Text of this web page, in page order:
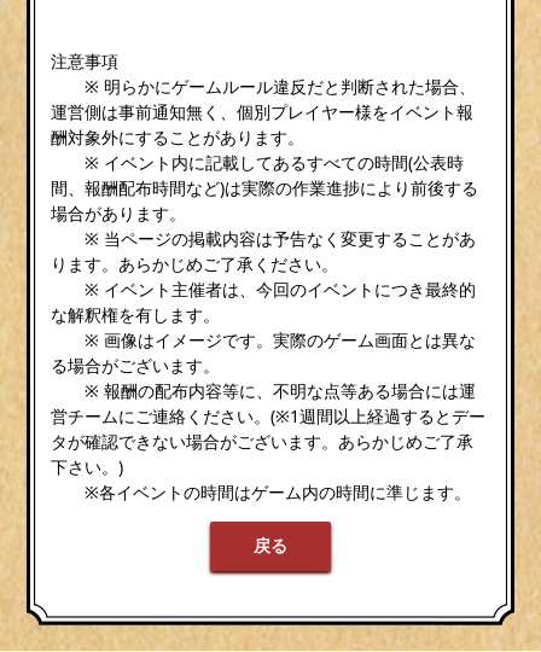
注意事項
※ 明らかにゲームルール違反だと判断された場合、
運営側は事前通知無く、個別プレイヤー様をイベント報
酬対象外にすることがあります。
※ イベント内に記載してあるすべての時間(公表時
間、報酬配布時間など)は実際の作業進捗により前後する
場合があります。
※ 当ページの掲載内容は予告なく変更することがあ
ります。あらかじめご了承ください。
※ イベント主催者は、今回のイベントにつき最終的
な解釈権を有します。
※ 画像はイメージです。実際のゲーム画面とは異な
る場合がございます。
※ 報酬の配布内容等に、不明な点等ある場合には運
営チームにご連絡ください。(※1週間以上経過するとデー
タが確認できない場合がございます。あらかじめご了承
下さい。)
※各イベントの時間はゲーム内の時間に準じます。
戻る